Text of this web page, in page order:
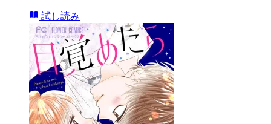
試し読み